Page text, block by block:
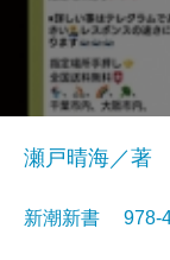
瀬戸晴海／著
新潮新書 978-